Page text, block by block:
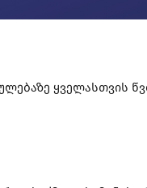
ყველასთვის